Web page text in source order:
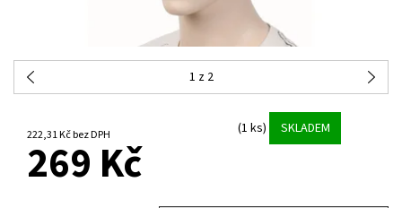
1 z 2
222,31 Kč bez DPH (1 ks) SKLADEM
269 Kč